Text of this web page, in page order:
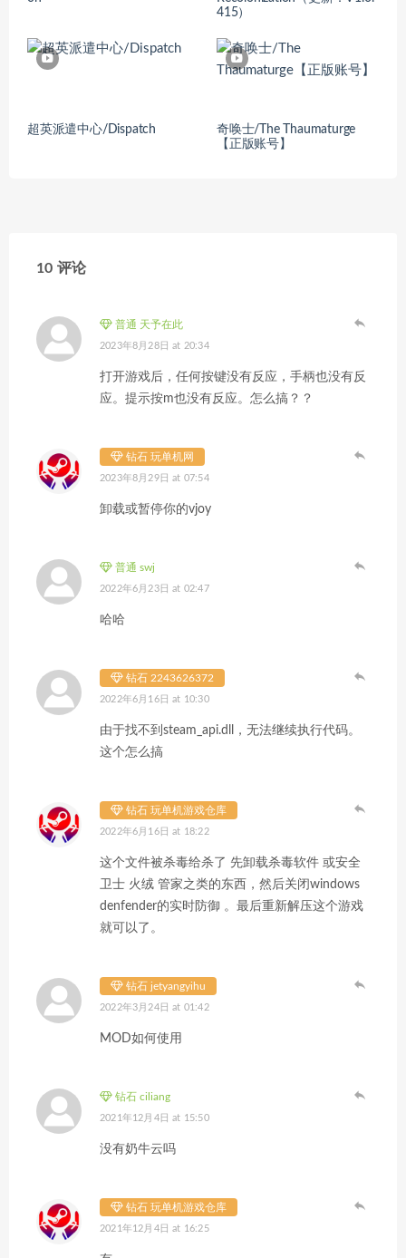
415）
超英派遣中心/Dispatch
奇唤士/The Thaumaturge
【正版账号】
10 评论
普通 天予在此
2023年8月28日 at 20:34
打开游戏后，任何按键没有反应，手柄也没有反
应。提示按m也没有反应。怎么搞？？
钻石 玩单机网
2023年8月29日 at 07:54
卸载或暂停你的vjoy
普通 swj
2022年6月23日 at 02:47
哈哈
钻石 2243626372
2022年6月16日 at 10:30
由于找不到steam_api.dll，无法继续执行代码。
这个怎么搞
钻石 玩单机游戏仓库
2022年6月16日 at 18:22
这个文件被杀毒给杀了 先卸载杀毒软件 或安全
卫士 火绒 管家之类的东西，然后关闭windows
denfender的实时防御 。最后重新解压这个游戏
就可以了。
钻石 jetyangyihu
2022年3月24日 at 01:42
MOD如何使用
钻石 ciliang
2021年12月4日 at 15:50
没有奶牛云吗
钻石 玩单机游戏仓库
2021年12月4日 at 16:25